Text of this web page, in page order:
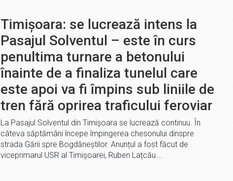
Timișoara: se lucrează intens la
Pasajul Solventul – este în curs
penultima turnare a betonului
înainte de a finaliza tunelul care
este apoi va fi împins sub liniile de
tren fără oprirea traficului feroviar
La Pasajul Solventul din Timișoara se lucrează continuu. În
câteva săptămâni începe împingerea chesonului dinspre
strada Gării spre Bogdăneștilor. Anunțul a fost făcut de
viceprimarul USR al Timișoarei, Ruben Lațcău….